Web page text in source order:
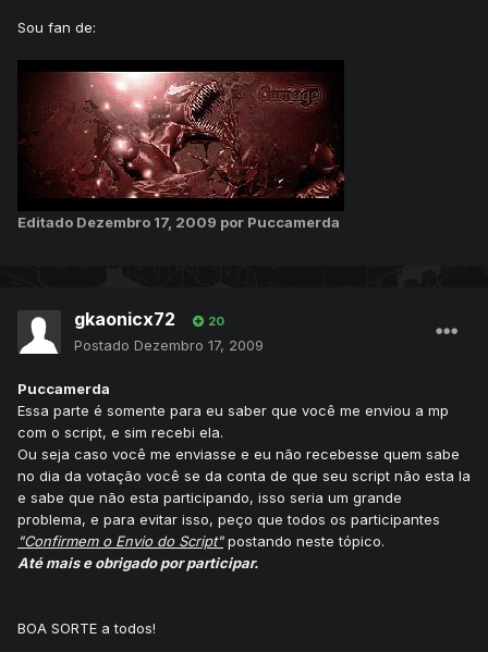
Sou fan de:
Editado Dezembro 17, 2009 por Puccamerda
gkaonicx72 20
Postado Dezembro 17, 2009
Puccamerda
Essa parte é somente para eu saber que você me enviou a mp
com o script, e sim recebi ela.
Ou seja caso você me enviasse e eu não recebesse quem sabe
no dia da votação você se da conta de que seu script não esta la
e sabe que não esta participando, isso seria um grande
problema, e para evitar isso, peço que todos os participantes
"Confirmem o Envio do Script"postando neste tópico.
Até mais e obrigado por participar.
BOA SORTE a todos!